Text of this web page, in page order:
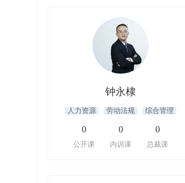
钟永棣
人力资源 劳动法规 综合管理
0
公开课
0
内训课
0
总裁课